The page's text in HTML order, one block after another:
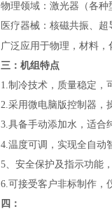
物理领域：激光器（各种
医疗器械：核磁共振、超
广泛应用于物理，材料，
三：机组特点
1.制冷技术，质量稳定，
2.采用微电脑版控制器，
3.具备手动添加水，适合
4.温度可调，实现全自动
5、安全保护及指示功能
6.可接受客户非标制作，
四：